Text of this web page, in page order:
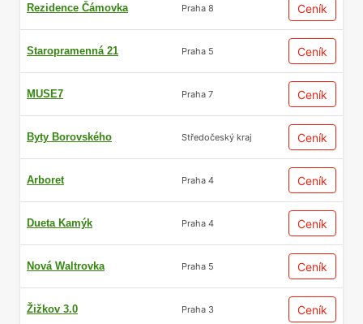
Rezidence Čámovka Praha 8 Ceník
Staropramenná 21 Praha 5 Ceník
MUSE7 Praha 7 Ceník
Byty Borovského Středočeský kraj Ceník
Arboret Praha 4 Ceník
Dueta Kamýk Praha 4 Ceník
Nová Waltrovka Praha 5 Ceník
Žižkov 3.0 Praha 3 Ceník